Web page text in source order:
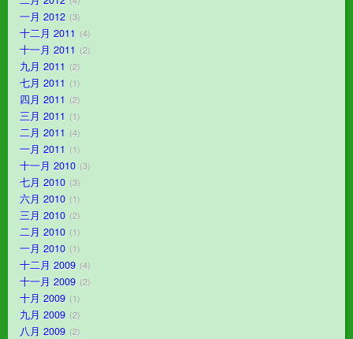
一月 2012 3
十二月 2011 4
十一月 2011 2
九月 2011 2
七月 2011 1
四月 2011 2
三月 2011 1
二月 2011 4
一月 2011 1
十一月 2010 3
七月 2010 3
六月 2010 1
三月 2010 2
二月 2010 1
一月 2010 1
十二月 2009 4
十一月 2009 2
十月 2009 1
九月 2009 2
八月 2009 2